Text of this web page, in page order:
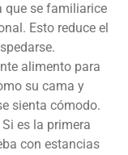
que se familiarice
Esto reduce el
alimento para
su cama y
sienta cómodo.
Si es la primera
con estancias